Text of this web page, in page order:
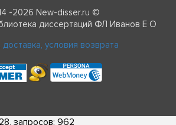
-2026 New-disser.ru ©
диссертаций ФЛ Иванов Е О
доставка, условия возврата
запросов: 962